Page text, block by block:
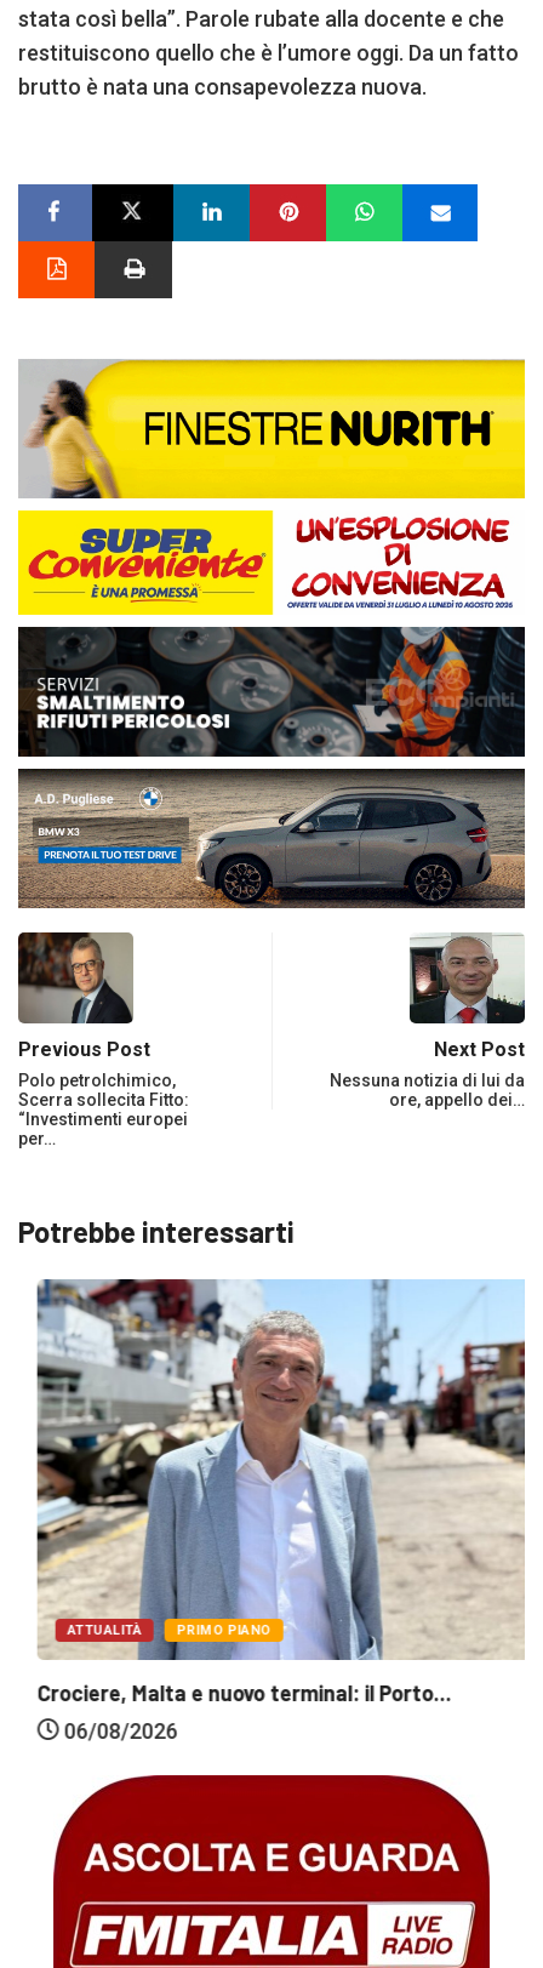
stata così bella”. Parole rubate alla docente e che
restituiscono quello che è l’umore oggi. Da un fatto
brutto è nata una consapevolezza nuova.
Previous Post
Polo petrolchimico,
Scerra sollecita Fitto:
“Investimenti europei
per…
Next Post
Nessuna notizia di lui da
ore, appello dei…
Potrebbe interessarti
ATTUALITÀ PRIMO PIANO
Crociere, Malta e nuovo terminal: il Porto...
06/08/2026